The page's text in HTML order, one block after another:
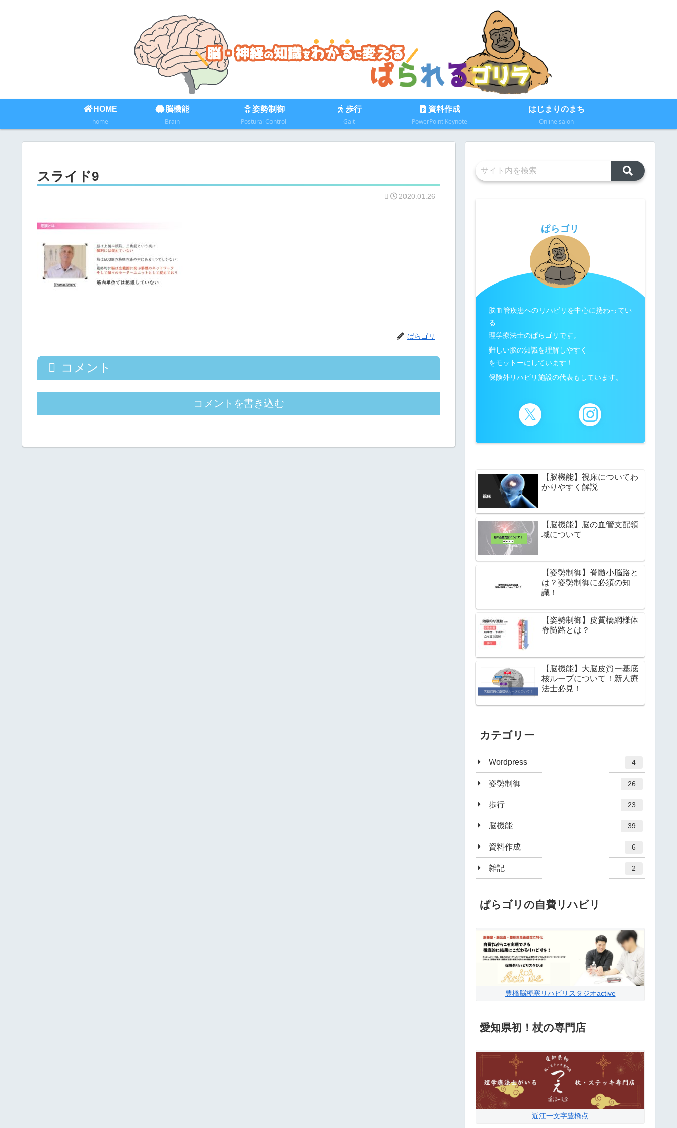
HOME
home
脳機能
Brain
姿勢制御
Postural Control
歩行
Gait
資料作成
PowerPoint Keynote
はじまりのまち
Online salon
スライド9
2020.01.26
ぱらゴリ
コメント
コメントを書き込む
ぱらゴリ
脳血管疾患へのリハビリを中心に携わってい
る
理学療法士のぱらゴリです。
難しい脳の知識を理解しやすく
をモットーにしています！
保険外リハビリ施設の代表もしています。
【脳機能】視床についてわ
かりやすく解説
【脳機能】脳の血管支配領
域について
【姿勢制御】脊髄小脳路と
は？姿勢制御に必須の知
識！
【姿勢制御】皮質橋網様体
脊髄路とは？
【脳機能】大脳皮質ー基底
核ループについて！新人療
法士必見！
カテゴリー
Wordpress 4
姿勢制御 26
歩行 23
脳機能 39
資料作成 6
雑記 2
ぱらゴリの自費リハビリ
豊橋脳梗塞リハビリスタジオactive
愛知県初！杖の専門店
近江一文字豊橋点